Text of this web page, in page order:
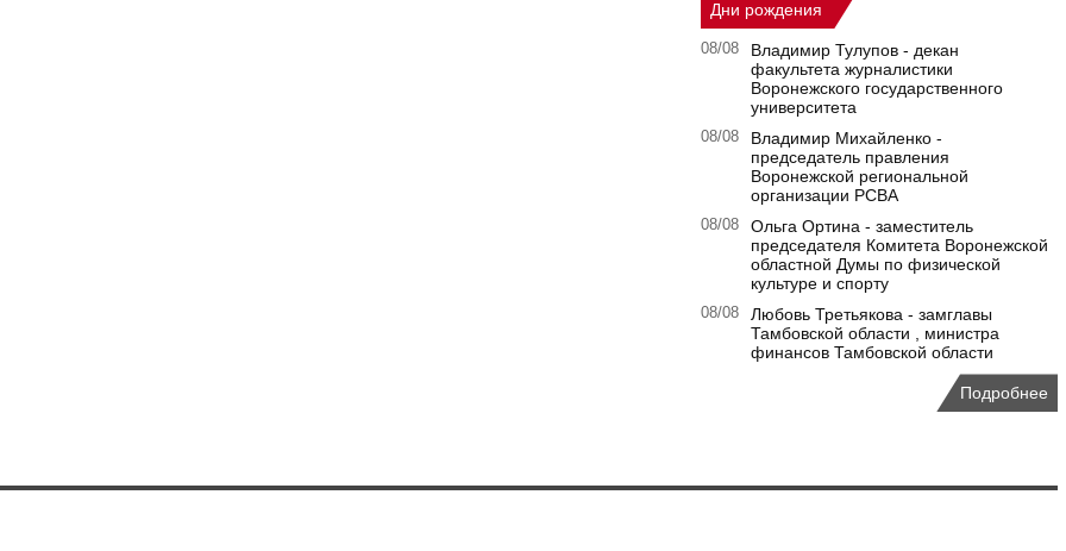
Дни рождения
08/08
Владимир Тулупов - декан
факультета журналистики
Воронежского государственного
университета
08/08
Владимир Михайленко -
председатель правления
Воронежской региональной
организации РСВА
08/08
Ольга Ортина - заместитель
председателя Комитета Воронежской
областной Думы по физической
культуре и спорту
08/08
Любовь Третьякова - замглавы
Тамбовской области , министра
финансов Тамбовской области
Подробнее